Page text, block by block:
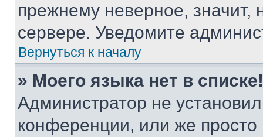
прежнему неверное, значит,
сервере. Уведомите
Вернуться к началу
» Моего языка нет в списке!
Администратор не
конференции, или же